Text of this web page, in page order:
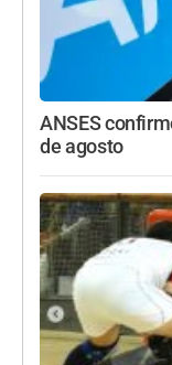
ANSES
de agosto